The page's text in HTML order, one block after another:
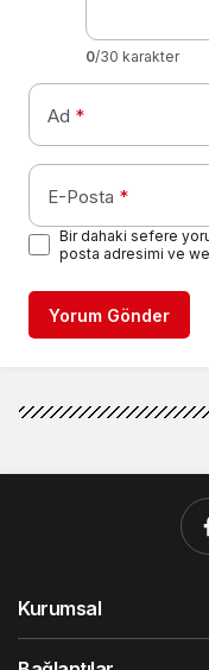
0/30 karakter
Ad *
E-Posta *
Bir dahaki sefere
posta adresimi ve
Yorum Gönder
Kurumsal